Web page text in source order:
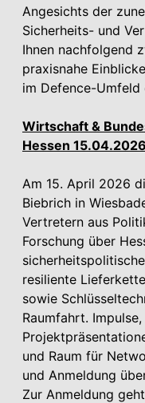
Angesichts der
Sicherheits- und
Ihnen nachfolgend
praxisnahe
im Defence-Umfeld
Wirtschaft &
Hessen
Am 15. April 2026
Biebrich in
Vertretern aus
Forschung über
resiliente
sowie
Raumfahrt.
und Raum für
und Anmeldung
Zur Anmeldung